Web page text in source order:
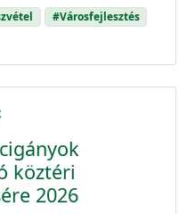
#Városfejlesztés
köztéri
2026